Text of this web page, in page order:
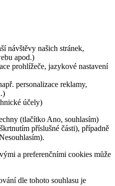
návštěvy našich stránek,
apod.)
prohlížeče, jazykové nastavení
personalizace reklamy,
účely)
(tlačítko Ano, souhlasím)
příslušné části), případně
a preferenčními cookies může
dle tohoto souhlasu je